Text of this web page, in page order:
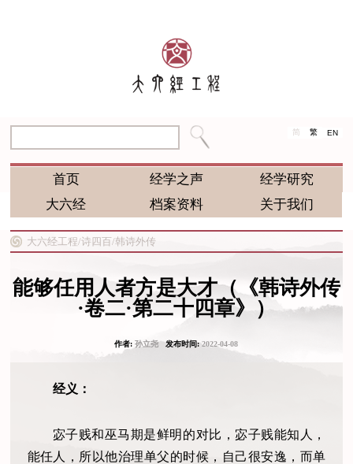
简 繁 EN
首页 经学之声
经学研究
大六经
档案资料 关于我们
大六经工程/诗四百/韩诗外传
能够任用人者方是大才（《韩诗外传
·卷二·第二十四章》）
作者:孙立尧发布时间:2022-04-08
经义：
宓子贱和巫马期是鲜明的对比，宓子贱能知人，
能任人，所以他治理单父的时候，自己很安逸，而单